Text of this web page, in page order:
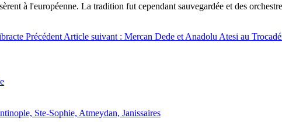
à l'européenne. La tradition fut cependant sauvegardée et des
Précédent Article suivant : Mercan Dede et Anadolu Atesi au
Ste-Sophie, Atmeydan, Janissaires